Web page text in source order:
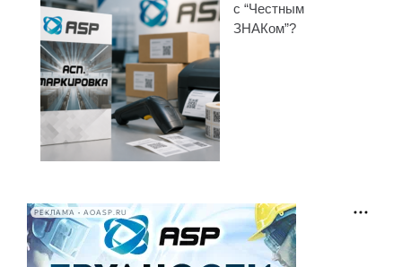
с “Честным
ЗНАКом”?
РЕКЛАМА • AOASP.RU